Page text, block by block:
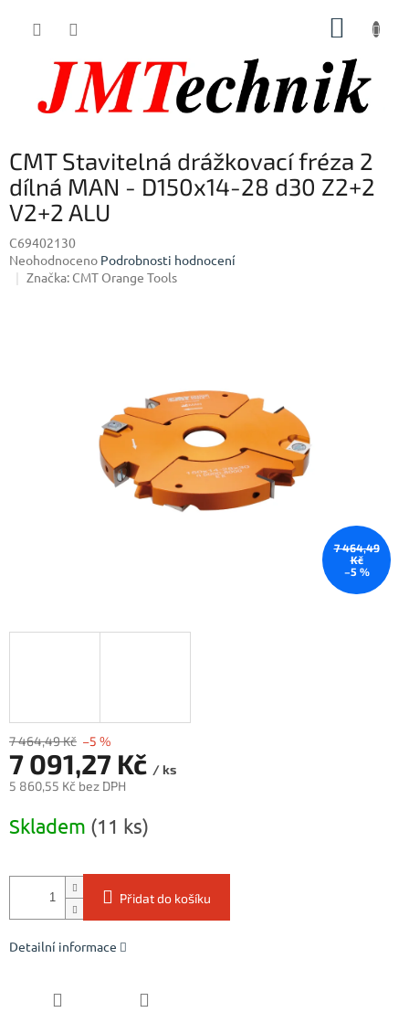
CMT Stavitelná drážkovací fréza 2
dílná MAN - D150x14-28 d30 Z2+2
V2+2 ALU
C69402130
Průměrné
hodnocení
Neohodnoceno Podrobnosti hodnocení
Značka: CMT Orange Tools
7 464,49
Kč
–5 %
7 464,49 Kč –5 %
7 091,27 Kč / ks
5 860,55 Kč bez DPH
cena:
Skladem (11 ks)
Přidat do košíku
Detailní informace